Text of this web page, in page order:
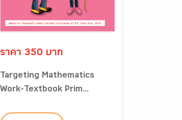
ราคา 350 บาท
Targeting Mathematics
Work-Textbook Prim...